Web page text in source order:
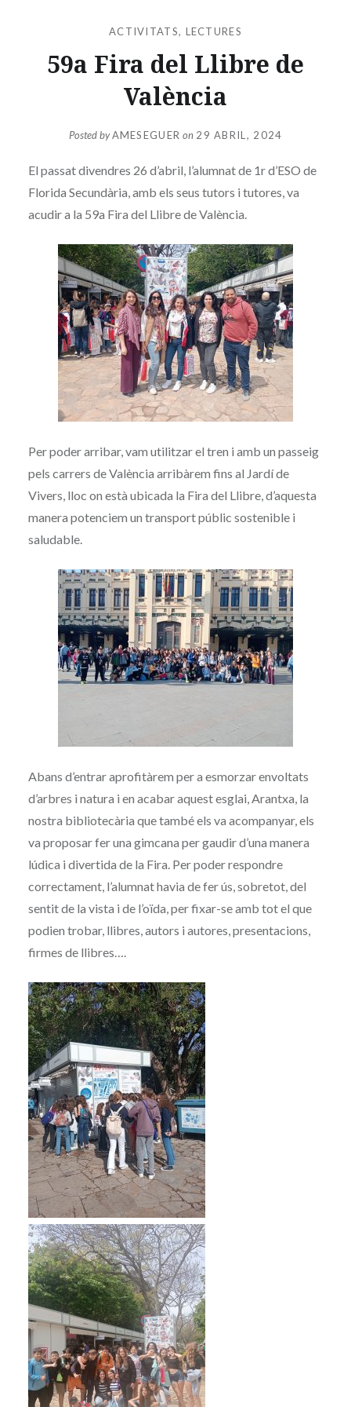
ACTIVITATS, LECTURES
59a Fira del Llibre de
València
Posted byAMESEGUER on 29 ABRIL, 2024
El passat divendres 26 d’abril, l’alumnat de 1r d’ESO de
Florida Secundària, amb els seus tutors i tutores, va
acudir a la 59a Fira del Llibre de València.
Per poder arribar, vam utilitzar el tren i amb un passeig
pels carrers de València arribàrem fins al Jardí de
Vivers, lloc on està ubicada la Fira del Llibre, d’aquesta
manera potenciem un transport públic sostenible i
saludable.
Abans d’entrar aprofitàrem per a esmorzar envoltats
d’arbres i natura i en acabar aquest esglai, Arantxa, la
nostra bibliotecària que també els va acompanyar, els
va proposar fer una gimcana per gaudir d’una manera
lúdica i divertida de la Fira. Per poder respondre
correctament, l’alumnat havia de fer ús, sobretot, del
sentit de la vista i de l’oïda, per fixar-se amb tot el que
podien trobar, llibres, autors i autores, presentacions,
firmes de llibres….